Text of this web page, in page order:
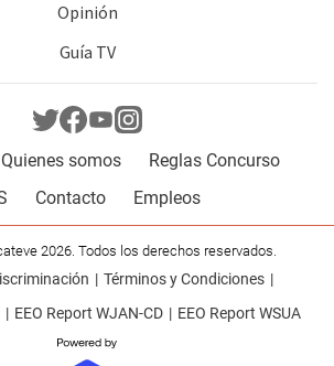
Opinión
Guía TV
Quienes somos
Reglas Concurso
Contacto Empleos
2026. Todos los derechos reservados.
Términos y Condiciones
EEO Report WJAN-CD EEO Report WSUA